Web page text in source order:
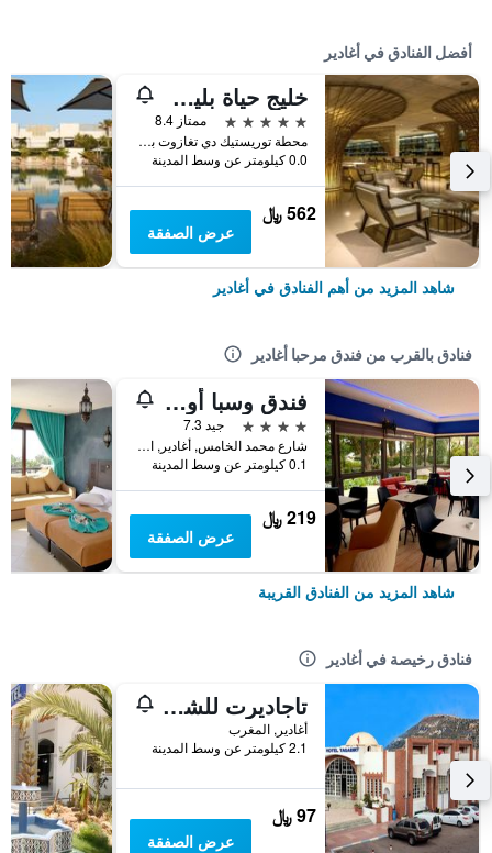
أفضل الفنادق في أغادير
خليج حياة بليس تاغازوت
5 نجوم
ممتاز 8.4
محطة توريستيك دي تغازوت باي كم 17 طريق الصويرة, أغادير, المغرب
0.0 كيلومتر عن وسط المدينة
562 ﷼
عرض الصفقة
شاهد المزيد من أهم الفنادق في أغادير
فنادق بالقرب من فندق مرحبا أغادير
فندق وسبا أويسيس
4 نجوم
جيد 7.3
شارع محمد الخامس, أغادير, المغرب
0.1 كيلومتر عن وسط المدينة
219 ﷼
عرض الصفقة
شاهد المزيد من الفنادق القريبة
فنادق رخيصة في أغادير
تاجاديرت للشقق الفندقية
أغادير, المغرب
2.1 كيلومتر عن وسط المدينة
97 ﷼
عرض الصفقة